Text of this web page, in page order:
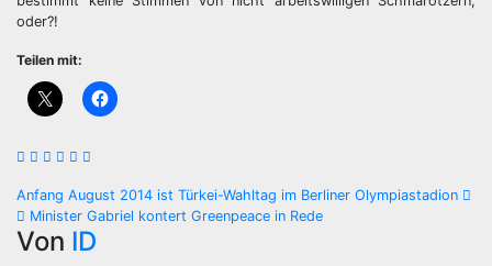
oder?!
Teilen mit:
Beitragsnavigation
Anfang August 2014 ist Türkei-Wahltag im Berliner Olympiastadion
Minister Gabriel kontert Greenpeace in Rede
Von ID